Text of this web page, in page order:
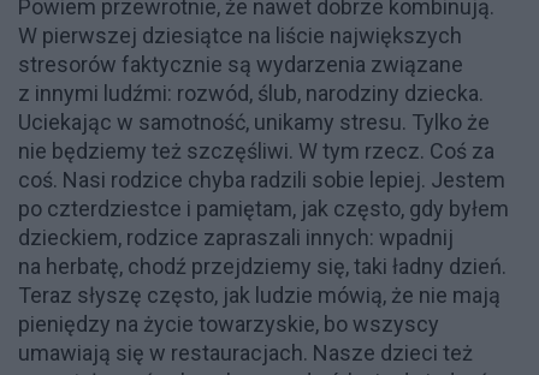
Powiem przewrotnie, że nawet dobrze kombinują.
W pierwszej dziesiątce na liście największych
stresorów faktycznie są wydarzenia związane
z innymi ludźmi: rozwód, ślub, narodziny dziecka.
Uciekając w samotność, unikamy stresu. Tylko że
nie będziemy też szczęśliwi. W tym rzecz. Coś za
coś. Nasi rodzice chyba radzili sobie lepiej. Jestem
po czterdziestce i pamiętam, jak często, gdy byłem
dzieckiem, rodzice zapraszali innych: wpadnij
na herbatę, chodź przejdziemy się, taki ładny dzień.
Teraz słyszę często, jak ludzie mówią, że nie mają
pieniędzy na życie towarzyskie, bo wszyscy
umawiają się w restauracjach. Nasze dzieci też